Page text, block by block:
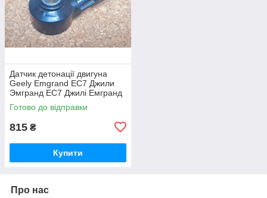
Датчик детонації двигуна
Geely Emgrand EC7 Джили
Эмгранд ЕС7 Джилі Емгранд
ЄС7
Готово до відправки
815 ₴
Купити
Про нас